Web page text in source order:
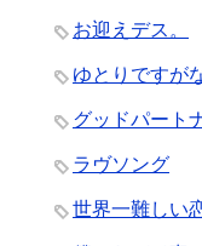
お迎えデス。
ゆとりですが
グッドパート
ラヴソング
世界一難しい